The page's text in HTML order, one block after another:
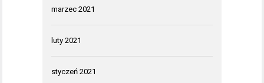
marzec 2021
luty 2021
styczeń 2021